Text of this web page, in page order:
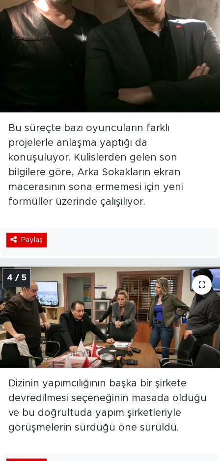
Bu süreçte bazı oyuncuların farklı
projelerle anlaşma yaptığı da
konuşuluyor. Kulislerden gelen son
bilgilere göre, Arka Sokakların ekran
macerasının sona ermemesi için yeni
formüller üzerinde çalışılıyor.
Paylaş
4 / 5
Dizinin yapımcılığının başka bir şirkete
devredilmesi seçeneğinin masada olduğu
ve bu doğrultuda yapım şirketleriyle
görüşmelerin sürdüğü öne sürüldü.